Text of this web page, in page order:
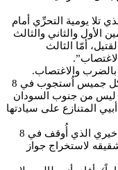
تلا يومية التحرِّي أمام
الأول والثاني والثالث
أمّا الثالث
بالضرب والاغتصاب.
وكشف المتحري عن أن المتهم السادس مايكل جميس اُستجوب في 8
ليس من جنوب السودان
المتنازع على سيادتها
وأوضح أن المتهم السابع مصعب أحمد محمد خيري الذي أُوقف في 8
لاستخراج جواز